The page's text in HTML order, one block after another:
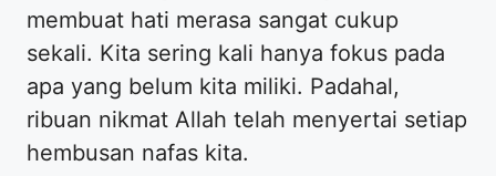
membuat hati merasa sangat cukup
sekali. Kita sering kali hanya fokus pada
apa yang belum kita miliki. Padahal,
ribuan nikmat Allah telah menyertai setiap
hembusan nafas kita.